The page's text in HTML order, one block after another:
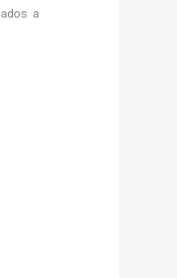
a